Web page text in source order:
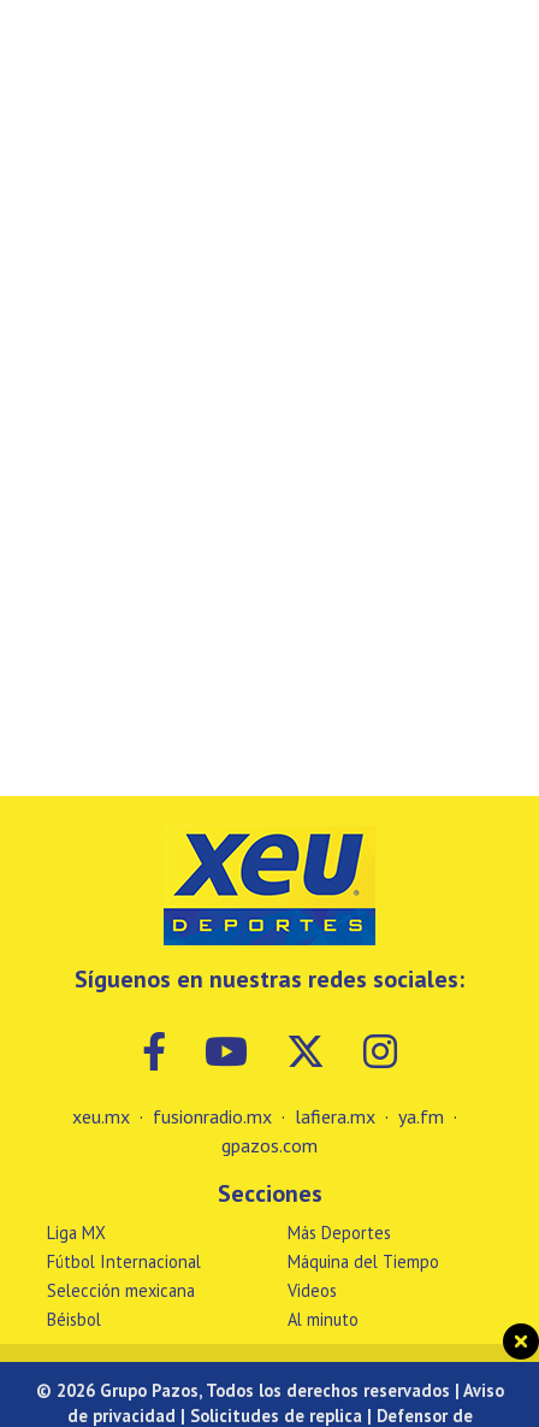
Síguenos en nuestras redes sociales:
xeu.mx · fusionradio.mx · lafiera.mx · ya.fm ·
gpazos.com
Secciones
Liga MX
Fútbol Internacional
Selección mexicana
Béisbol
Más Deportes
Máquina del Tiempo
Videos
Al minuto
© 2026 Grupo Pazos, Todos los derechos reservados | Aviso
de privacidad | Solicitudes de replica| Defensor de